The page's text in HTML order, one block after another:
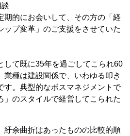
期的にお会いして、その方の「経
ップ変革」のご支援をさせていた
して既に35年を過ごしてこられ60
業種は建設関係で、いわゆる叩き
す。典型的なボスマネジメントで
」のスタイルで経営してこられた
紆余曲折はあったものの比較的順